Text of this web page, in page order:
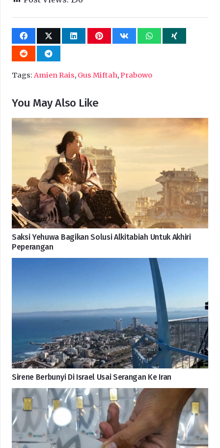
Tags: Amien Rais, Gus Miftah,Prabowo
You May Also Like
Saksi Yehuwa Bagikan Solusi Alkitabiah Untuk Akhiri
Peperangan
Sirene Berbunyi Di Israel Usai Serangan Ke Iran